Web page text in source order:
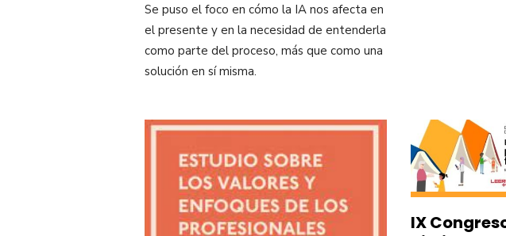
Se puso el foco en cómo la IA nos afecta en
el presente y en la necesidad de entenderla
como parte del proceso, más que como una
solución en sí misma.
IX